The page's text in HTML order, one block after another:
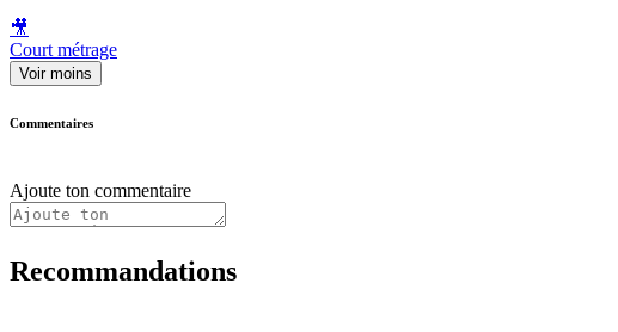
🎥
Court métrage
Voir moins
Commentaires
Ajoute ton commentaire
Recommandations